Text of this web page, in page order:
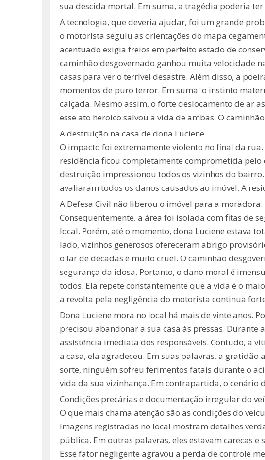
sua descida mortal. Em suma, a tragédia poderia
A tecnologia, que deveria ajudar, foi um grande
o motorista seguiu as orientações do mapa
acentuado exigia freios em perfeito estado de
caminhão desgovernado ganhou muita velocidade
casas para ver o terrível desastre. Além disso, a
momentos de puro terror. Em suma, o instinto
calçada. Mesmo assim, o forte deslocamento de ar
esse ato heroico salvou a vida de ambas. O
A destruição na casa de dona Luciene
O impacto foi extremamente violento no final da
residência ficou completamente comprometida pelo
destruição impressionou todos os vizinhos do
avaliaram todos os danos causados ao imóvel. A
A Defesa Civil não liberou o imóvel para a
Consequentemente, a área foi isolada com fitas de
local. Porém, até o momento, dona Luciene estava
lado, vizinhos generosos ofereceram abrigo
o lar de décadas é muito cruel. O caminhão
segurança da idosa. Portanto, o dano moral é
todos. Ela repete constantemente que a vida é o
a revolta pela negligência do motorista continua
Dona Luciene mora no local há mais de vinte anos.
precisou abandonar a sua casa às pressas.
assistência imediata dos responsáveis. Contudo, a
a casa, ela agradeceu. Em suas palavras, a
sorte, ninguém sofreu ferimentos fatais durante o
vida da sua vizinhança. Em contrapartida, o cenário
Condições precárias e documentação irregular do
O que mais chama atenção são as condições do
Imagens registradas no local mostram detalhes
pública. Em outras palavras, eles estavam carecas
Esse fator negligente agravou a perda de controle